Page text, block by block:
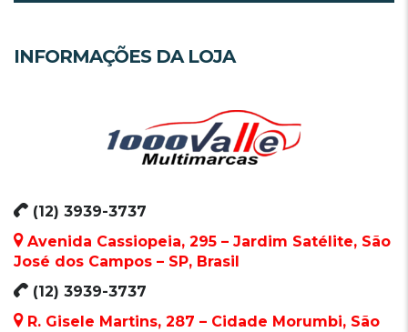
INFORMAÇÕES DA LOJA
(12) 3939-3737
Avenida Cassiopeia, 295 – Jardim Satélite, São
José dos Campos – SP, Brasil
(12) 3939-3737
R. Gisele Martins, 287 – Cidade Morumbi, São